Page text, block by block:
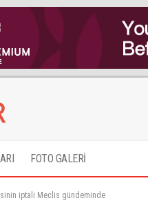
FOTO GALERİ
iptali Meclis gündeminde